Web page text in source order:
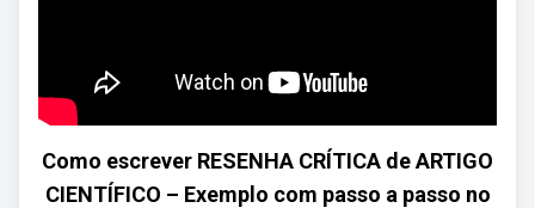
Como escrever RESENHA CRÍTICA de ARTIGO
CIENTÍFICO – Exemplo com passo a passo no